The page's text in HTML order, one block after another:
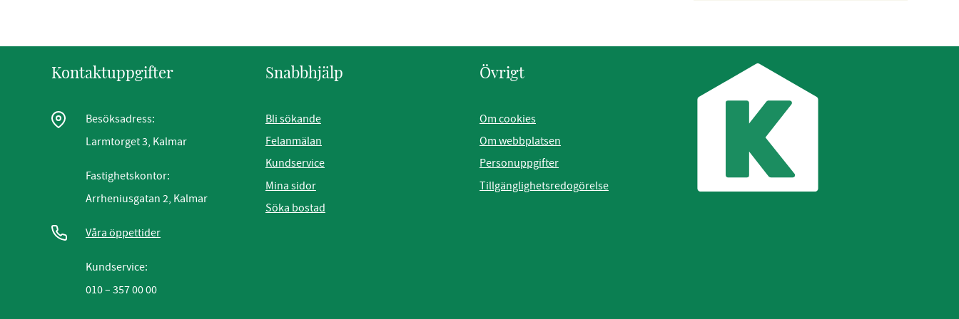
Kontaktuppgifter
Besöksadress:
Larmtorget 3, Kalmar
Fastighetskontor:
Arrheniusgatan 2, Kalmar
Våra öppettider
Kundservice:
010 – 357 00 00
Snabbhjälp
Bli sökande
Felanmälan
Kundservice
Mina sidor
Söka bostad
Övrigt
Om cookies
Om webbplatsen
Personuppgifter
Tillgänglighetsredogörelse